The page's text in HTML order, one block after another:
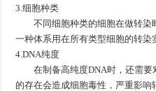
3.细胞种类
不同细胞种类的细胞在做转染
一种体系用在所有类型细胞的转染
4.DNA纯度
在制备高纯度DNA时，还需要
的存在会造成细胞毒性，严重影